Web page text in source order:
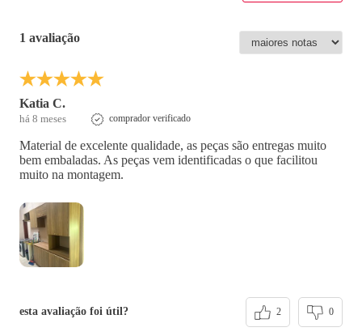
1 avaliação
Katia C.
há 8 meses comprador verificado
Material de excelente qualidade, as peças são entregas muito
bem embaladas. As peças vem identificadas o que facilitou
muito na montagem.
esta avaliação foi útil? 2 0